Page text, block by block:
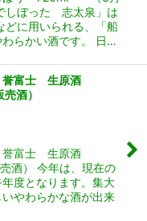
しぼった 志太泉」は
どに用いられる、「船
らかい酒です。 日…
富士 生原酒
酒）
富士 生原酒
） 今年は、現在の
度となります。集大
やわらかな酒が出来